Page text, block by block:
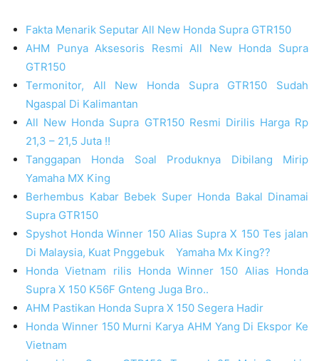
Fakta Menarik Seputar All New Honda Supra GTR150
AHM Punya Aksesoris Resmi All New Honda Supra
GTR150
Termonitor, All New Honda Supra GTR150 Sudah
Ngaspal Di Kalimantan
All New Honda Supra GTR150 Resmi Dirilis Harga Rp
21,3 – 21,5 Juta !!
Tanggapan Honda Soal Produknya Dibilang Mirip
Yamaha MX King
Berhembus Kabar Bebek Super Honda Bakal Dinamai
Supra GTR150
Spyshot Honda Winner 150 Alias Supra X 150 Tes jalan
Di Malaysia, Kuat Pnggebuk Yamaha Mx King??
Honda Vietnam rilis Honda Winner 150 Alias Honda
Supra X 150 K56F Gnteng Juga Bro..
AHM Pastikan Honda Supra X 150 Segera Hadir
Honda Winner 150 Murni Karya AHM Yang Di Ekspor Ke
Vietnam